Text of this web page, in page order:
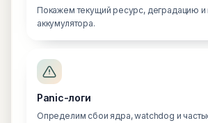
Покажем текущий ресурс, деградацию и
аккумулятора.
Panic-логи
Определим сбои ядра, watchdog и